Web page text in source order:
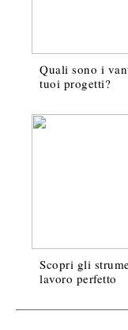
Quali sono i
tuoi progetti?
Scopri gli
lavoro perfetto